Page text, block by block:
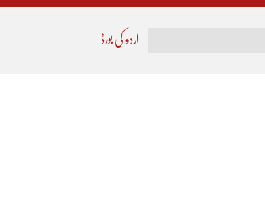
اردو کی بورڈ